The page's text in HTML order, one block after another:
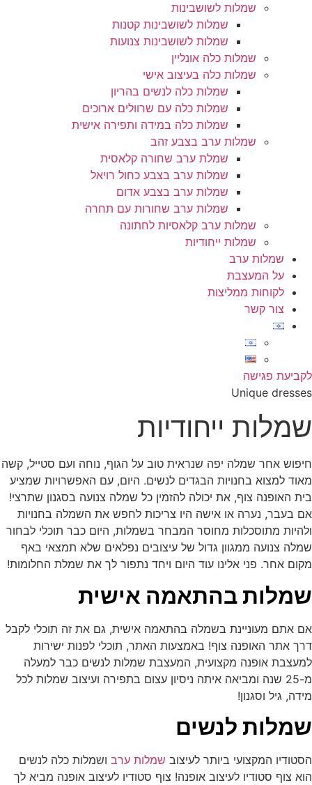
שמלות לשושבינות
שמלות לשושבינות קטנות
שמלות לשושבינות צנועות
שמלות כלה אונליין
שמלות כלה בעיצוב אישי
שמלות כלה לנשים בהריון
שמלות כלה עם שרוולים ארוכים
שמלות כלה במידה ותפירה אישית
שמלות ערב בצבע זהב
שמלת ערב שחורה קלאסית
שמלות ערב בצבע כחול רויאל
שמלות ערב בצבע אדום
שמלות ערב שחורות עם תחרה
שמלות ערב קלאסיות לחתונה
שמלות ייחודיות
שמלות ערב
על המעצבת
לקוחות ממליצות
צור קשר
לקביעת פגישה
Unique dresses
שמלות ייחודיות
חיפוש אחר שמלה יפה שנראית טוב על הגוף, נוחה ועם סטייל, קשה
מאוד למצוא בחנויות הבגדים לנשים. היום, עם האפשרויות שמציע
בית האופנה צוף, את יכולה להזמין כל שמלה צנועה בסגנון שתרצי!
אם בעבר, נערה או אישה היו צריכות לחפש את השמלה בחנויות
ולהיות מתוסכלות מחוסר המבחר בשמלות, היום כבר תוכלי לבחור
שמלה צנועה ממגוון גדול של עיצובים נפלאים שלא תמצאי באף
מקום אחר. פני אלינו עוד היום ויחד נתפור לך את שמלת החלומות!
שמלות בהתאמה אישית
אם אתם מעוניינת בשמלה בהתאמה אישית, גם את זה תוכלי לקבל
דרך אתר האופנה צוף! באמצעות האתר, תוכלי לפנות ישירות
למעצבת אופנה מקצועית, המעצבת שמלות לנשים כבר למעלה
מ-25 שנה ומביאה איתה ניסיון עצום בתפירה ועיצוב שמלות לכל
מידה, גיל וסגנון!
שמלות לנשים
הסטודיו המקצועי ביותר לעיצוב שמלות ערב ושמלות כלה לנשים
הוא צוף סטודיו לעיצוב אופנה! צוף סטודיו לעיצוב אופנה מביא לך